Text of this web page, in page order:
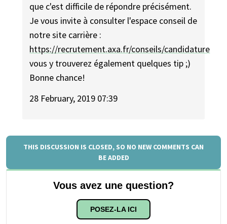
que c'est difficile de répondre précisément.
Je vous invite à consulter l'espace conseil de
notre site carrière :
https://recrutement.axa.fr/conseils/candidature
vous y trouverez également quelques tip ;)
Bonne chance!
28 February, 2019 07:39
THIS DISCUSSION IS CLOSED, SO NO NEW COMMENTS CAN
BE ADDED
Vous avez une question?
POSEZ-LA ICI